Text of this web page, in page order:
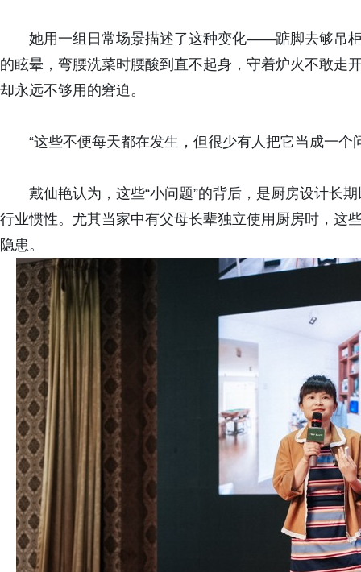
她用一组日常场景描述了这种变化——踮脚去够吊
的眩晕，弯腰洗菜时腰酸到直不起身，守着炉火不敢走
却永远不够用的窘迫。
“这些不便每天都在发生，但很少有人把它当成一个
戴仙艳认为，这些“小问题”的背后，是厨房设计长
行业惯性。尤其当家中有父母长辈独立使用厨房时，这
隐患。